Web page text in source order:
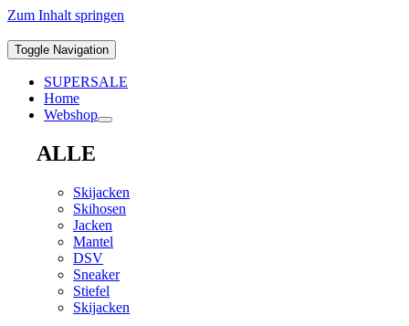
Zum Inhalt springen
Toggle Navigation
SUPERSALE
Home
Webshop
ALLE
Skijacken
Skihosen
Jacken
Mantel
DSV
Sneaker
Stiefel
Skijacken